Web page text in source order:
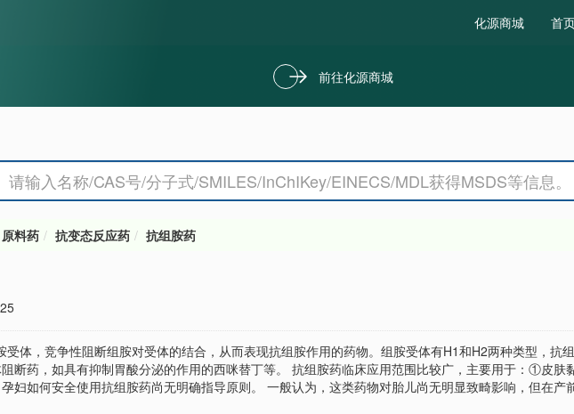
化源商城 首
前往化源商城
原料药 抗变态反应药 抗组胺药
受体，竞争性阻断组胺对受体的结合，从而表现抗组胺作用的药物。组胺受体有H1和H2两种类型，抗
断药，如具有抑制胃酸分泌的作用的西咪替丁等。 抗组胺药临床应用范围比较广，主要用于：①皮
妇如何安全使用抗组胺药尚无明确指导原则。 一般认为，这类药物对胎儿尚无明显致畸影响，但在产